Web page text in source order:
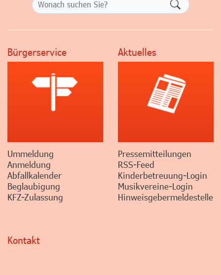
Bürgerservice
Ummeldung
Anmeldung
Abfallkalender
Beglaubigung
KFZ-Zulassung
Aktuelles
Pressemitteilungen
RSS-Feed
Kinderbetreuung-Login
Musikvereine-Login
Hinweisgebermeldestelle
Kontakt